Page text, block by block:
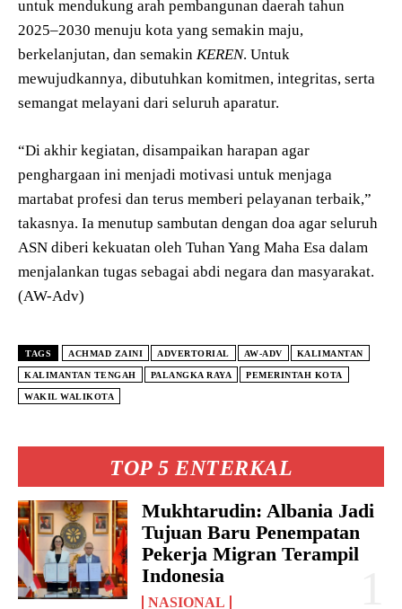
TOP 5 ENTERKAL
Mukhtarudin: Albania Jadi
Tujuan Baru Penempatan
Pekerja Migran Terampil
Indonesia
NASIONAL
untuk mendukung arah pembangunan daerah tahun
2025–2030 menuju kota yang semakin maju,
berkelanjutan, dan semakin KEREN. Untuk
mewujudkannya, dibutuhkan komitmen, integritas, serta
semangat melayani dari seluruh aparatur.
“Di akhir kegiatan, disampaikan harapan agar
penghargaan ini menjadi motivasi untuk menjaga
martabat profesi dan terus memberi pelayanan terbaik,”
takasnya. Ia menutup sambutan dengan doa agar seluruh
ASN diberi kekuatan oleh Tuhan Yang Maha Esa dalam
menjalankan tugas sebagai abdi negara dan masyarakat.
(AW-Adv)
TAGS ACHMAD ZAINI ADVERTORIAL AW-ADV KALIMANTAN
KALIMANTAN TENGAH PALANGKA RAYA PEMERINTAH KOTA
WAKIL WALIKOTA